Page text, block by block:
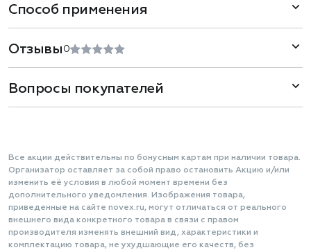
Способ применения
Отзывы 0
Вопросы покупателей
Все акции действительны по бонусным картам при наличии товара.
Организатор оставляет за собой право остановить Акцию и/или
изменить её условия в любой момент времени без
дополнительного уведомления. Изображения товара,
приведенные на сайте novex.ru, могут отличаться от реального
внешнего вида конкретного товара в связи с правом
производителя изменять внешний вид, характеристики и
комплектацию товара, не ухудшающие его качеств, без